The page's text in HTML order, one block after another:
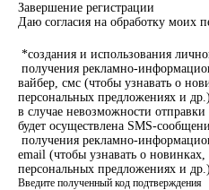
Завершение регистрации
Даю согласия на обработку моих
*создания и использования
получения рекламно-
вайбер, смс (чтобы узнавать о
персональных предложениях и др.)
в случае невозможности
будет осуществлена SMS-
получения рекламно-
email (чтобы узнавать о новинках,
персональных предложениях и др.)
Введите полученный код подтверждения